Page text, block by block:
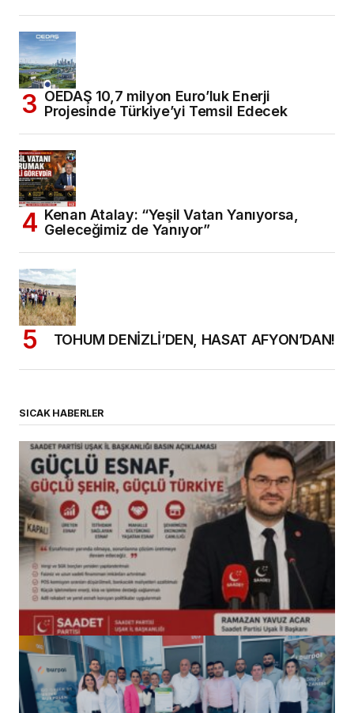
OEDAŞ 10,7 milyon Euro’luk Enerji
Projesinde Türkiye’yi Temsil Edecek
Kenan Atalay: “Yeşil Vatan Yanıyorsa,
Geleceğimiz de Yanıyor”
TOHUM DENİZLİ’DEN, HASAT AFYON’DAN!
SICAK HABERLER
(başlıksız)
Alaattin Karahan tarafından 14/07/2026